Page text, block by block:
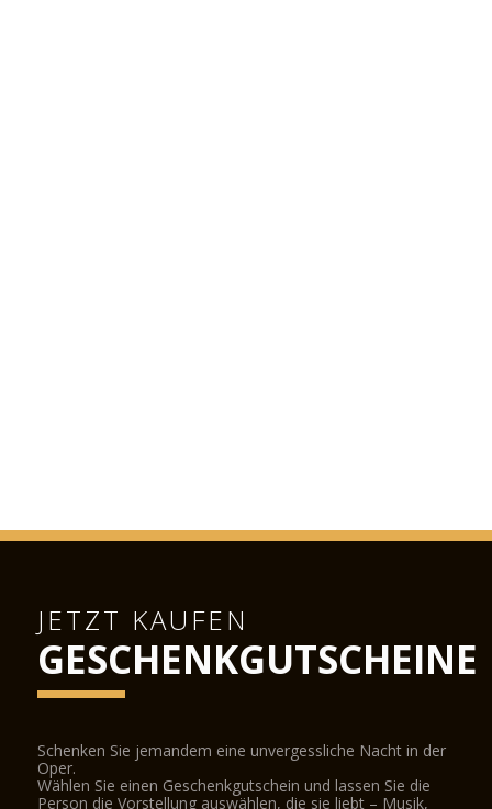
JETZT KAUFEN
GESCHENKGUTSCHEINE
Schenken Sie jemandem eine unvergessliche Nacht in der
Oper.
Wählen Sie einen Geschenkgutschein und lassen Sie die
Person die Vorstellung auswählen, die sie liebt – Musik,